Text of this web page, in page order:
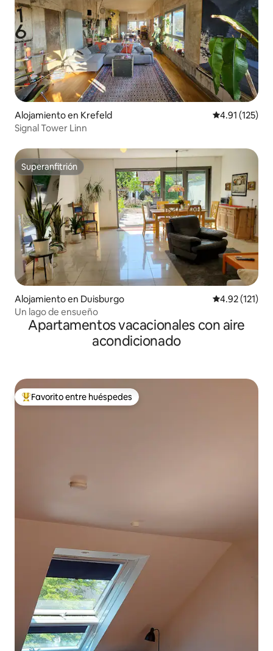
Alojamiento en Krefeld Calificación
4.91 (125)
Signal Tower Linn
Superanfitrión
Superanfitrión
Alojamiento en Duisburgo Calificación
4.92 (121)
Un lago de ensueño
Apartamentos vacacionales con aire
acondicionado
Favorito entre huéspedes preferido
Favorito entre huéspedes